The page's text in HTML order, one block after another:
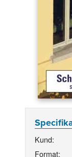
Kund:
Format: